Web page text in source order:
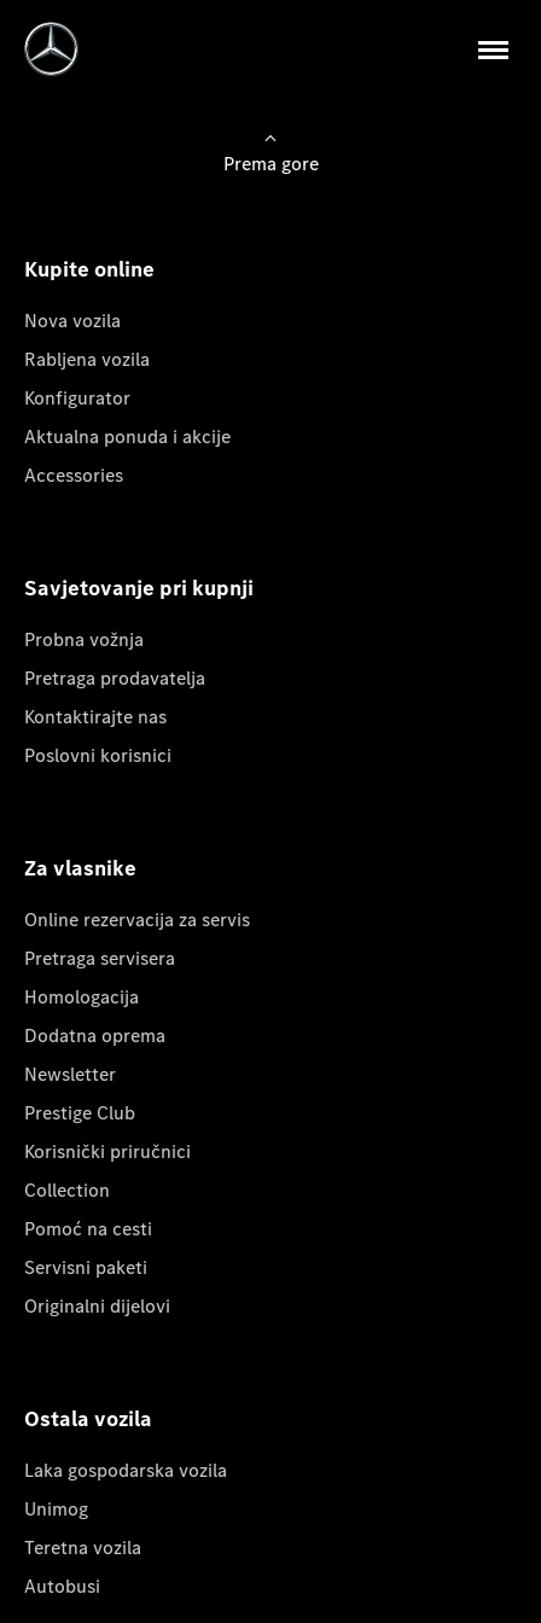
Prema gore
Kupite online
Nova vozila
Rabljena vozila
Konfigurator
Aktualna ponuda i akcije
Accessories
Savjetovanje pri kupnji
Probna vožnja
Pretraga prodavatelja
Kontaktirajte nas
Poslovni korisnici
Za vlasnike
Online rezervacija za servis
Pretraga servisera
Homologacija
Dodatna oprema
Newsletter
Prestige Club
Korisnički priručnici
Collection
Pomoć na cesti
Servisni paketi
Originalni dijelovi
Ostala vozila
Laka gospodarska vozila
Unimog
Teretna vozila
Autobusi